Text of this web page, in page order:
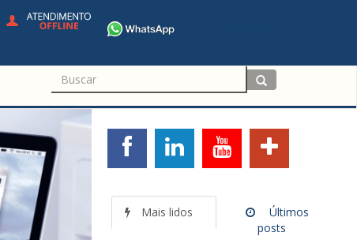
Mais lidos
Últimos
posts